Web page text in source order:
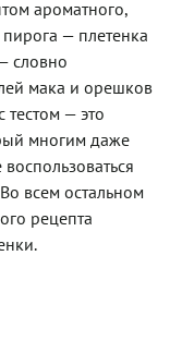
ароматного,
— плетенка
словно
мака и орешков
тестом — это
многим даже
всем остальном
рецепта